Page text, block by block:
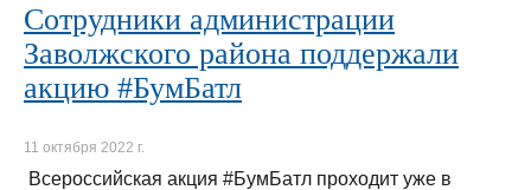
Сотрудники администрации
Заволжского района поддержали
акцию #БумБатл
11 октября 2022 г.
Всероссийская акция #БумБатл проходит уже в